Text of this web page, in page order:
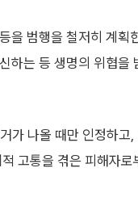
을 범행을 철저히 계획
하는 등 생명의 위협을
가 나올 때만 인정하
고통을 겪은 피해자